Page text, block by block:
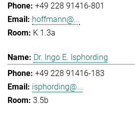
+49 228 91416-801
hoffmann@...
K 1.3a
Dr. Ingo E. Isphording
+49 228 91416-183
isphording@...
3.5b